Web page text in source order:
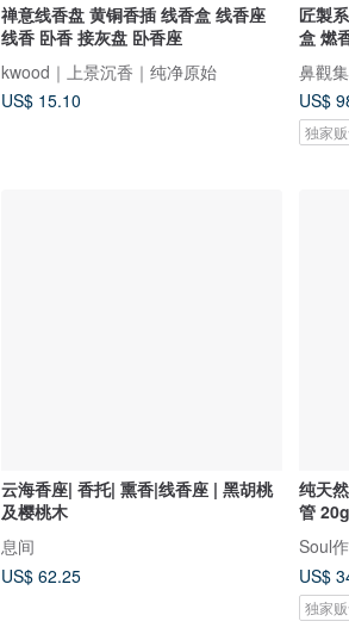
禅意线香盘 黄铜香插 线香盒 线香座
线香 卧香 接灰盘 卧香座
kwood｜上景沉香｜纯净原始
US$ 15.10
匠製
盒 燃
鼻觀集
US$
独家
云海香座| 香托| 熏香|线香座 | 黑胡桃
及樱桃木
息间
US$ 62.25
纯天
管
Soul作
US$
独家